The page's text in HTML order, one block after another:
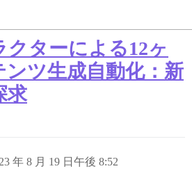
ターによる12ヶ
ンツ生成自動化：新
求
年 8 月 19 日午後 8:52